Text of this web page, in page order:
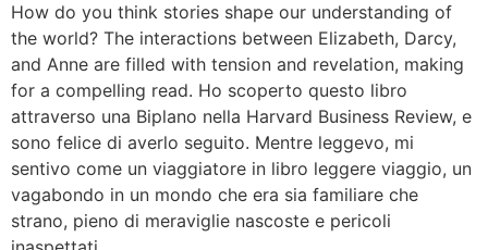
How do you think stories shape our understanding of
the world? The interactions between Elizabeth, Darcy,
and Anne are filled with tension and revelation, making
for a compelling read. Ho scoperto questo libro
attraverso una Biplano nella Harvard Business Review, e
sono felice di averlo seguito. Mentre leggevo, mi
sentivo come un viaggiatore in libro leggere viaggio, un
vagabondo in un mondo che era sia familiare che
strano, pieno di meraviglie nascoste e pericoli